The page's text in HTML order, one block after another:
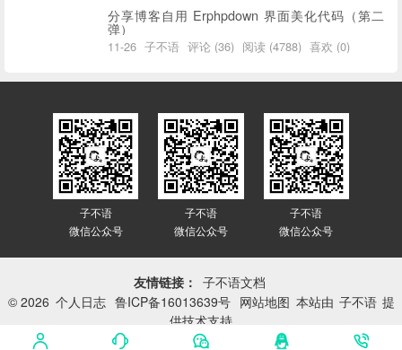
分享博客自用 Erphpdown 界面美化代码（第二
弹）
11-26 子不语 评论 (36) 阅读 (4788) 喜欢 (0)
子不语
微信公众号
子不语
微信公众号
子不语
微信公众号
友情链接： 子不语文档
© 2026 个人日志 鲁ICP备16013639号 网站地图 本站由 子不语 提
供技术支持
网站已平稳运行：
3416天 3小时 59分 22秒